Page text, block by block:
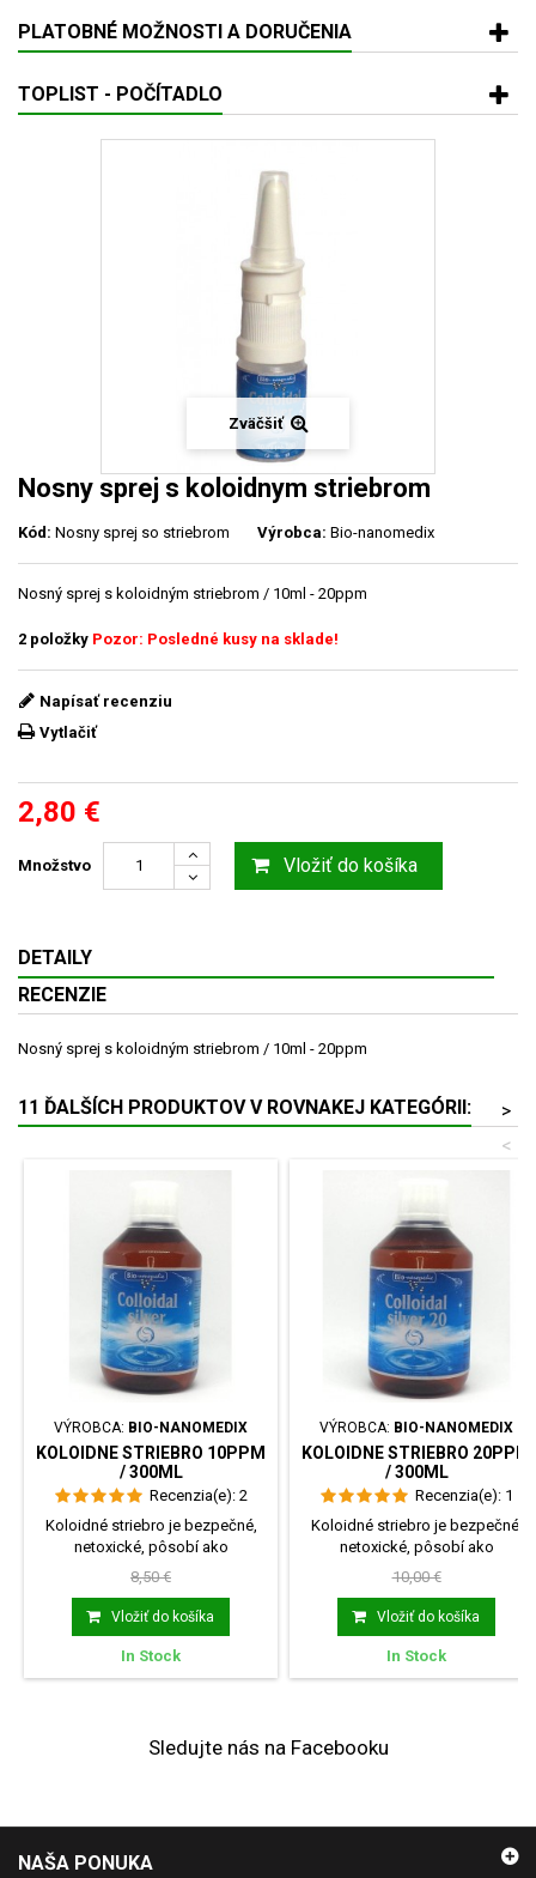
PLATOBNÉ MOŽNOSTI A DORUČENIA
TOPLIST - POČÍTADLO
Zväčšiť
Nosny sprej s koloidnym striebrom
Kód: Nosny sprej so striebrom Výrobca: Bio-nanomedix
Nosný sprej s koloidným striebrom / 10ml - 20ppm
2 položky Pozor: Posledné kusy na sklade!
Napísať recenziu
Vytlačiť
2,80 €
Množstvo Vložiť do košíka
DETAILY
RECENZIE
Nosný sprej s koloidným striebrom / 10ml - 20ppm
11 ĎALŠÍCH PRODUKTOV V ROVNAKEJ KATEGÓRII:
>
<
VÝROBCA: BIO-NANOMEDIX
KOLOIDNE STRIEBRO 10PPM
/ 300ML
Recenzia(e): 2
Koloidné striebro je bezpečné,
netoxické, pôsobí ako
antibiotikum, pomáha pri...
8,50 €
Vložiť do košíka
In Stock
VÝROBCA: BIO-NANOMEDIX
KOLOIDNE STRIEBRO 20PPM
/ 300ML
Recenzia(e): 1
Koloidné striebro je bezpečné,
netoxické, pôsobí ako
antibiotikum, pomáha pri...
10,00 €
Vložiť do košíka
In Stock
Sledujte nás na Facebooku
NAŠA PONUKA